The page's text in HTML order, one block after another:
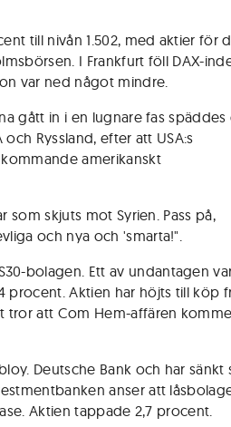
till nivån 1.502, med aktier för
I Frankfurt föll DAX-
var ned något mindre.
gått in i en lugnare fas späddes
Ryssland, efter att USA:s
amerikanskt
som skjuts mot Syrien. Pass på,
och nya och 'smarta!".
bolagen. Ett av undantagen
procent. Aktien har höjts till köp
tror att Com Hem-affären
Deutsche Bank och har sänkt
anser att
Aktien tappade 2,7 procent.